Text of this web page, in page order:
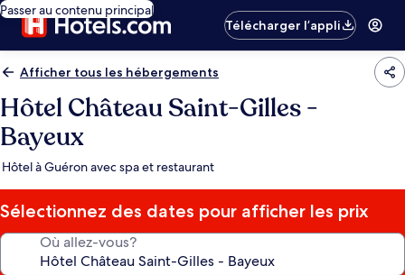
Passer au contenu principal
Télécharger l’appli
Afficher tous les hébergements
Hôtel Château Saint-Gilles -
Bayeux
Hôtel à Guéron avec spa et restaurant
Sélectionnez des dates pour afficher les prix
Où allez-vous?